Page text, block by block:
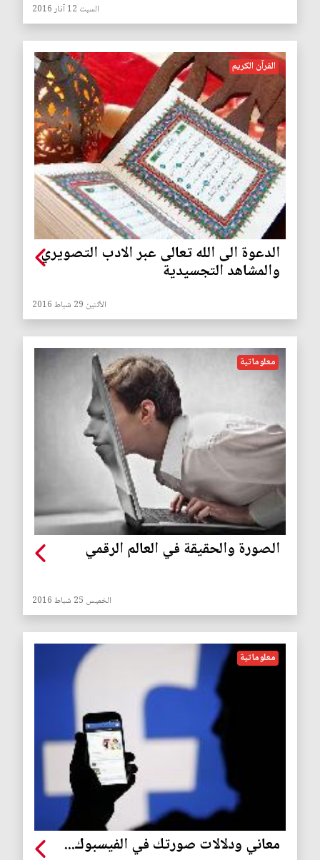
السبت 12 آذار 2016
القرآن الكريم
الدعوة الى الله تعالى عبر الادب التصويري
والمشاهد التجسيدية
الأثنين 29 شباط 2016
معلوماتية
الصورة والحقيقة في العالم الرقمي
الخميس 25 شباط 2016
معلوماتية
معاني ودلالات صورتك في الفيسبوك...